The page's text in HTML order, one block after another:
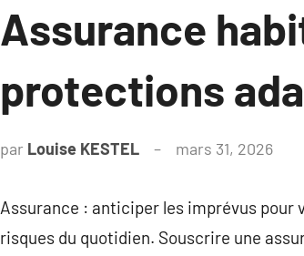
Assurance
protections
par Louise KESTEL mars 31, 2026
Assurance : anticiper les imprévus pour
risques du quotidien. Souscrire une